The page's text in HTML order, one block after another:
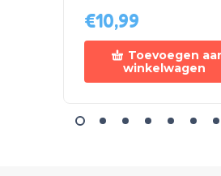
€10,99
Toevoegen
winkelwagen